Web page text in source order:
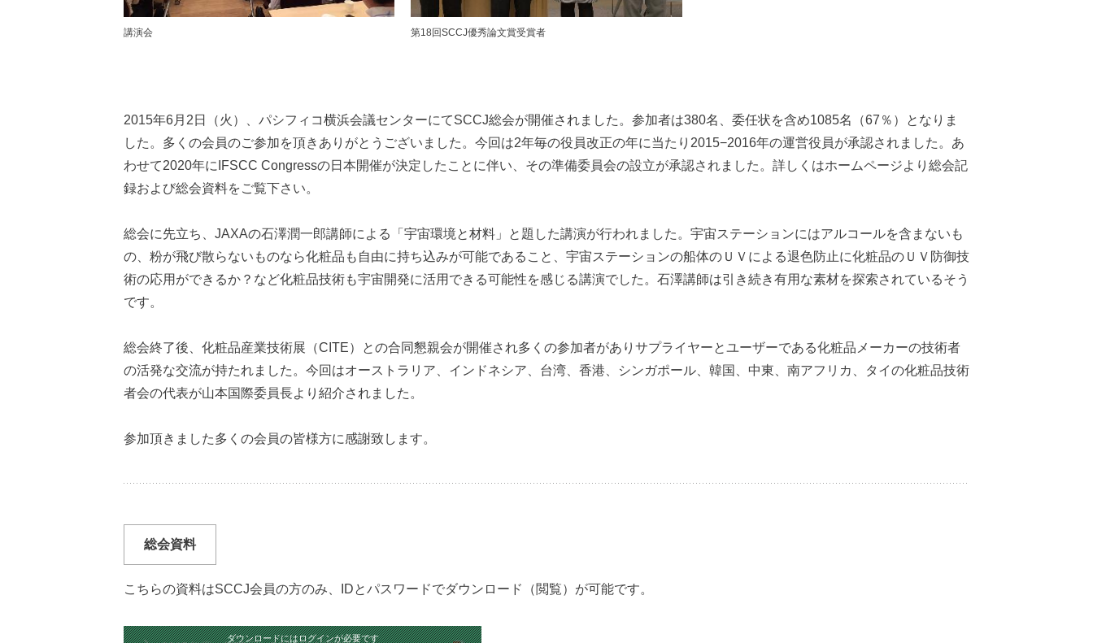
講演会 第18回SCCJ優秀論文賞受賞者
2015年6月2日（火）、パシフィコ横浜会議センターにてSCCJ総会が開催されました。参加者は380名、委任状を含め1085名（67％）となりま
した。多くの会員のご参加を頂きありがとうございました。今回は2年毎の役員改正の年に当たり2015−2016年の運営役員が承認されました。あ
わせて2020年にIFSCC Congressの日本開催が決定したことに伴い、その準備委員会の設立が承認されました。詳しくはホームページより総会記
録および総会資料をご覧下さい。
総会に先立ち、JAXAの石澤潤一郎講師による「宇宙環境と材料」と題した講演が行われました。宇宙ステーションにはアルコールを含まないも
の、粉が飛び散らないものなら化粧品も自由に持ち込みが可能であること、宇宙ステーションの船体のＵＶによる退色防止に化粧品のＵＶ防御技
術の応用ができるか？など化粧品技術も宇宙開発に活用できる可能性を感じる講演でした。石澤講師は引き続き有用な素材を探索されているそう
です。
総会終了後、化粧品産業技術展（CITE）との合同懇親会が開催され多くの参加者がありサプライヤーとユーザーである化粧品メーカーの技術者
の活発な交流が持たれました。今回はオーストラリア、インドネシア、台湾、香港、シンガポール、韓国、中東、南アフリカ、タイの化粧品技術
者会の代表が山本国際委員長より紹介されました。
参加頂きました多くの会員の皆様方に感謝致します。
総会資料
こちらの資料はSCCJ会員の方のみ、IDとパスワードでダウンロード（閲覧）が可能です。
ダウンロードにはログインが必要です